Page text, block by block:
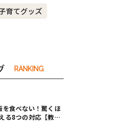
育てグッズ
RANKING
を食べない！驚くほ
る8つの対応【教え